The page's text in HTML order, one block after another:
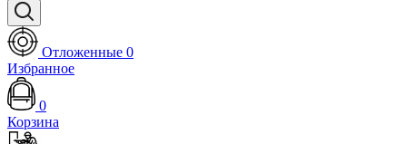
Отложенные 0
Избранное
0
Корзина